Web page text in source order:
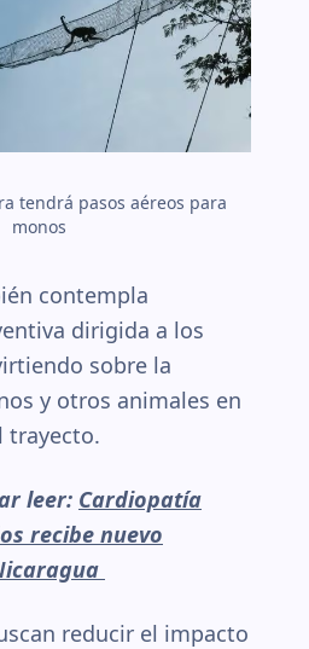
tendrá pasos aéreos para
monos
contempla
dirigida a los
sobre la
y otros animales en
trayecto.
leer: Cardiopatía
recibe nuevo
reducir el impacto